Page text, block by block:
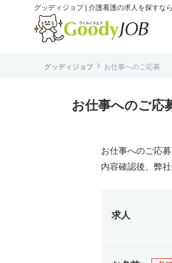
グッディジョブ | 介護看護の求人を探すなら
グッディジョブ  お仕事へのご応募
お仕事へのご応
お仕事へのご応
内容確認後、弊
求人